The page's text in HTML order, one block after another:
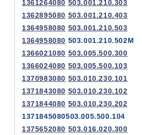
1361264080 503.001.210.303
1362895080 503.001.210.403
1364958080 503.001.210.503
1364958080 503.001.210.502M
1366021080 503.005.500.300
1366024080 503.005.500.103
1370983080 503.010.230.101
1371843080 503.010.230.102
1371844080 503.010.230.202
1371845080503.005.500.104
1375652080 503.016.020.300